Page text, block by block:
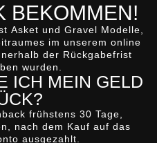
BEKOMMEN!
Asket und Gravel Modelle,
im unserem online
der Rückgabefrist
wurden.
ICH MEIN GELD
frühstens 30 Tage,
nach dem Kauf auf das
ausgezahlt.